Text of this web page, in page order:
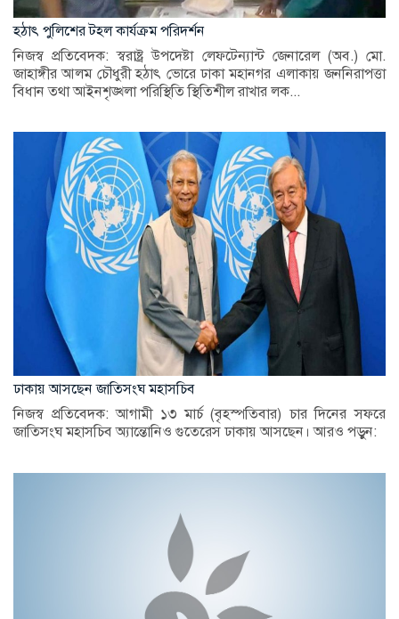
হঠাৎ পুলিশের টহল কার্যক্রম পরিদর্শন
নিজস্ব প্রতিবেদক: স্বরাষ্ট্র উপদেষ্টা লেফটেন্যান্ট জেনারেল (অব.) মো.
জাহাঙ্গীর আলম চৌধুরী হঠাৎ ভোরে ঢাকা মহানগর এলাকায় জননিরাপত্তা
বিধান তথা আইনশৃঙ্খলা পরিস্থিতি স্থিতিশীল রাখার লক...
ঢাকায় আসছেন জাতিসংঘ মহাসচিব
নিজস্ব প্রতিবেদক: আগামী ১৩ মার্চ (বৃহস্পতিবার) চার দিনের সফরে
জাতিসংঘ মহাসচিব অ্যান্তোনিও গুতেরেস ঢাকায় আসছেন। আরও পড়ুন: